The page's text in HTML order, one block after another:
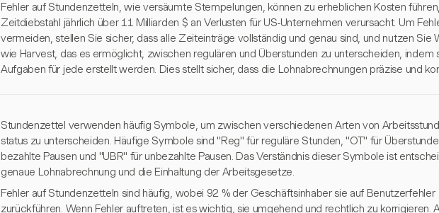
Fehler auf Stundenzetteln, wie versäumte Stempelungen, können zu erheblichen Kosten
Zeitdiebstahl jährlich über 11 Milliarden $ an Verlusten für US-Unternehmen verursacht. Um
vermeiden, stellen Sie sicher, dass alle Zeiteinträge vollständig und genau sind, und nutzen Sie
wie Harvest, das es ermöglicht, zwischen regulären und Überstunden zu unterscheiden, indem
Aufgaben für jede erstellt werden. Dies stellt sicher, dass die Lohnabrechnungen präzise und
Stundenzettel verwenden häufig Symbole, um zwischen verschiedenen Arten von
status zu unterscheiden. Häufige Symbole sind "Reg" für reguläre Stunden, "OT" für
bezahlte Pausen und "UBR" für unbezahlte Pausen. Das Verständnis dieser Symbole ist
genaue Lohnabrechnung und die Einhaltung der Arbeitsgesetze.
Fehler auf Stundenzetteln sind häufig, wobei 92 % der Geschäftsinhaber sie auf Benutzerfehler
zurückführen. Wenn Fehler auftreten, ist es wichtig, sie umgehend und rechtlich zu korrigieren.